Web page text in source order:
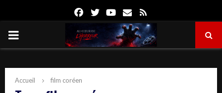
FacebookTwitterYoutube
Email
PRIMARY
Accueil film coréen